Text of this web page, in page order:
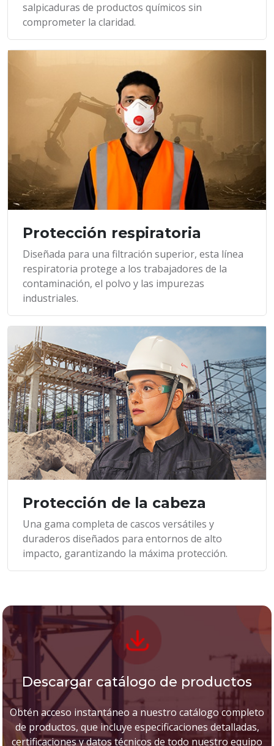
salpicaduras de productos químicos sin
comprometer la claridad.
Protección respiratoria
Diseñada para una filtración superior, esta línea
respiratoria protege a los trabajadores de la
contaminación, el polvo y las impurezas
industriales.
Protección de la cabeza
Una gama completa de cascos versátiles y
duraderos diseñados para entornos de alto
impacto, garantizando la máxima protección.
Descargar catálogo de productos
Obtén acceso instantáneo a nuestro catálogo completo
de productos, que incluye especificaciones detalladas,
certificaciones y datos técnicos de todo nuestro equipo